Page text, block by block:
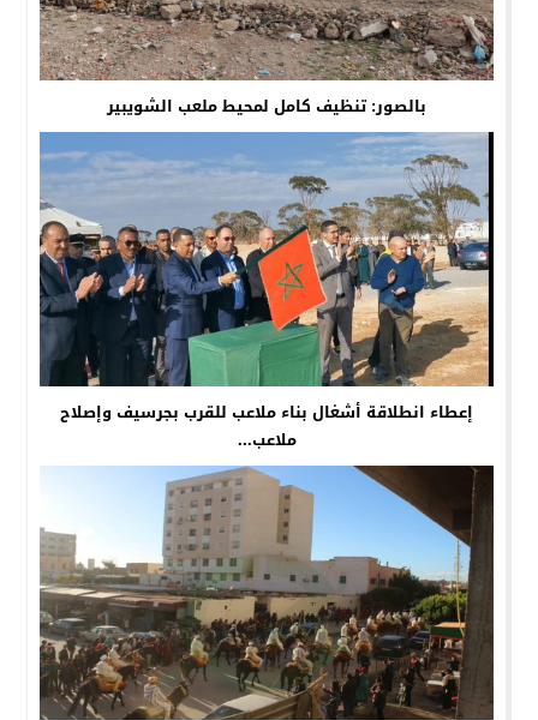
بالصور: تنظيف كامل لمحيط ملعب الشويبير
إعطاء انطلاقة أشغال بناء ملاعب للقرب بجرسيف وإصلاح
ملاعب...